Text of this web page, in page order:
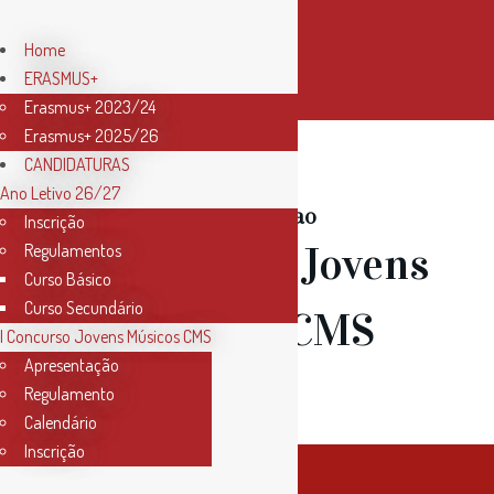
Bem-vindo ao
1º Concurso Jovens
Músicos CMS
Home
ERASMUS+
Erasmus+ 2023/24
Erasmus+ 2025/26
CANDIDATURAS
Ano Letivo 26/27
Inscrição
Regulamentos
Curso Básico
Curso Secundário
I Concurso Jovens Músicos CMS
Apresentação
Regulamento
Calendário
Inscrição